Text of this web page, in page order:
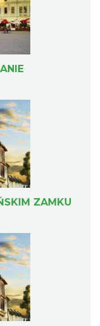
2026-08-08
ZAMKU